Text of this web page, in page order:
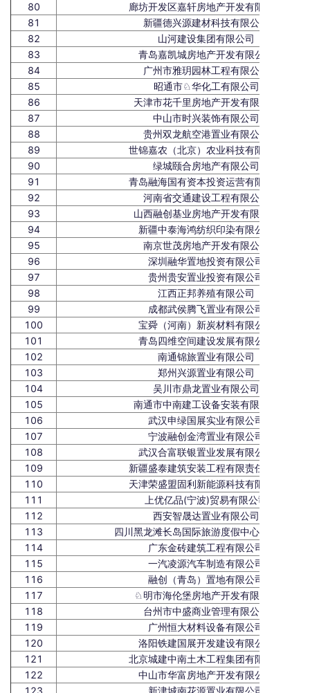
80
廊坊开发区嘉轩房地产开发有限公司
81
新疆德兴源建材科技有限公司
82
山河建设集团有限公司
83
青岛嘉凯城房地产开发有限公司
84
广州市雅玥园林工程有限公司
85
昭通市♘华化工有限公司
86
天津市花千里房地产开发有限公司
87
中山市时兴装饰有限公司
88
贵州双龙航空港置业有限公司
89
世锦嘉农（北京）农业科技有限公司
90
绿城颐合房地产有限公司
91
青岛融海国有资本投资运营有限公司
92
河南省交通建设工程有限公司
93
山西融创基业房地产开发有限公司
94
新疆中泰海鸿纺织印染有限公司
95
南京世茂房地产开发有限公司
96
深圳融华置地投资有限公司
97
贵州贵安置业投资有限公司
98
江西正邦养殖有限公司
99
成都武侯腾飞置业有限公司
100
宝舜（河南）新炭材料有限公司
101
青岛四维空间建设发展有限公司
102
南通锦旅置业有限公司
103
郑州兴源置业有限公司
104
吴川市鼎龙置业有限公司
105
南通市中南建工设备安装有限公司
106
武汉申绿国展实业有限公司
107
宁波融创金湾置业有限公司
108
武汉合富联银置业发展有限公司
109
新疆盛泰建筑安装工程有限责任公司
110
天津荣盛盟固利新能源科技有限公司
111
上优亿品(宁波)贸易有限公司
112
西安智晟达置业有限公司
113
四川黑龙滩长岛国际旅游度假中心有限公司
114
广东金砖建筑工程有限公司
115
一汽凌源汽车制造有限公司
116
融创（青岛）置地有限公司
117
♘明市海伦堡房地产开发有限公司
118
台州市中盛商业管理有限公司
119
广州恒大材料设备有限公司
120
洛阳铁建国展开发建设有限公司
121
北京城建中南土木工程集团有限公司
122
中山市华富房地产开发有限公司
123
新津城南花源置业有限公司